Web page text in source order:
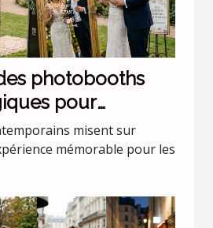
photobooths
pour
misent sur
mémorable pour les